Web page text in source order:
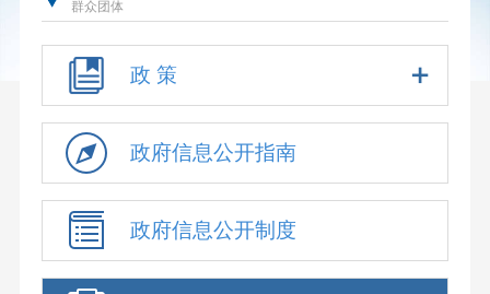
群众团体
政 策
政府信息公开指南
政府信息公开制度